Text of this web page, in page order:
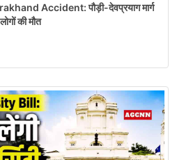
Accident: पौड़ी-देवप्रयाग मार्ग
की मौत